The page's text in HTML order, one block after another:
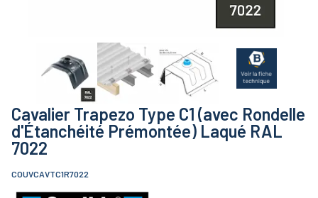
Cavalier Trapezo Type C1 (avec Rondelle
d'Étanchéité Prémontée) Laqué RAL
7022
COUVCAVTC1R7022